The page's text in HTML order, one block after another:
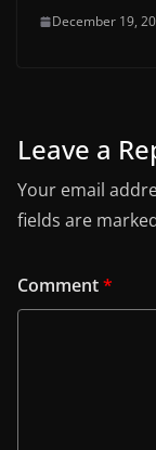
December 19,
Leave a
Your email
fields are
Comment*